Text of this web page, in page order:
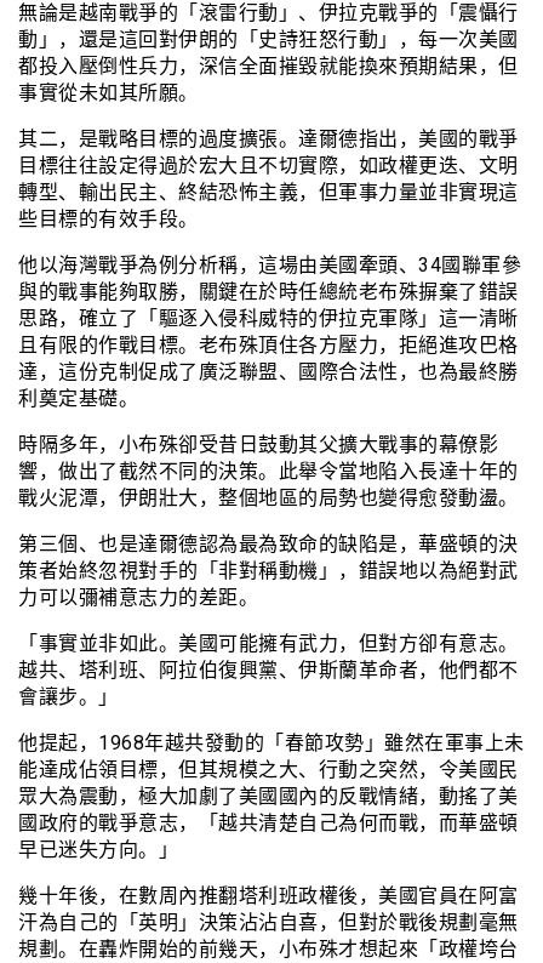
無論是越南戰爭的「滾雷行動」、伊拉克戰爭的「震懾行
動」，還是這回對伊朗的「史詩狂怒行動」，每一次美國
都投入壓倒性兵力，深信全面摧毀就能換來預期結果，但
事實從未如其所願。
其二，是戰略目標的過度擴張。達爾德指出，美國的戰爭
目標往往設定得過於宏大且不切實際，如政權更迭、文明
轉型、輸出民主、終結恐怖主義，但軍事力量並非實現這
些目標的有效手段。
他以海灣戰爭為例分析稱，這場由美國牽頭、34國聯軍參
與的戰事能夠取勝，關鍵在於時任總統老布殊摒棄了錯誤
思路，確立了「驅逐入侵科威特的伊拉克軍隊」這一清晰
且有限的作戰目標。老布殊頂住各方壓力，拒絕進攻巴格
達，這份克制促成了廣泛聯盟、國際合法性，也為最終勝
利奠定基礎。
時隔多年，小布殊卻受昔日鼓動其父擴大戰事的幕僚影
響，做出了截然不同的決策。此舉令當地陷入長達十年的
戰火泥潭，伊朗壯大，整個地區的局勢也變得愈發動盪。
第三個、也是達爾德認為最為致命的缺陷是，華盛頓的決
策者始終忽視對手的「非對稱動機」，錯誤地以為絕對武
力可以彌補意志力的差距。
「事實並非如此。美國可能擁有武力，但對方卻有意志。
越共、塔利班、阿拉伯復興黨、伊斯蘭革命者，他們都不
會讓步。」
他提起，1968年越共發動的「春節攻勢」雖然在軍事上未
能達成佔領目標，但其規模之大、行動之突然，令美國民
眾大為震動，極大加劇了美國國內的反戰情緒，動搖了美
國政府的戰爭意志，「越共清楚自己為何而戰，而華盛頓
早已迷失方向。」
幾十年後，在數周內推翻塔利班政權後，美國官員在阿富
汗為自己的「英明」決策沾沾自喜，但對於戰後規劃毫無
規劃。在轟炸開始的前幾天，小布殊才想起來「政權垮台